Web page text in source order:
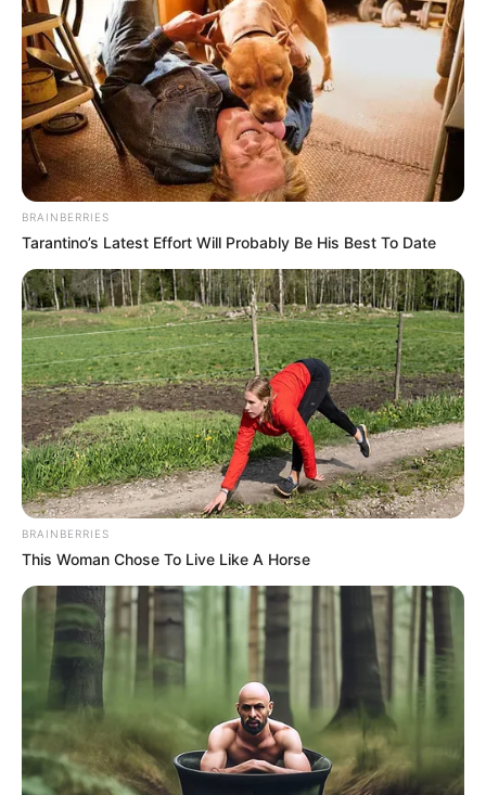
YOUTUBE ΕΓΓΡΑΦΕΊΤΕ
EMAIL ΑΚΟΛΟΥΘΉΣΤΕ
BRAINBERRIES
Tarantino’s Latest Effort Will Probably Be His Best To Date
BRAINBERRIES
This Woman Chose To Live Like A Horse